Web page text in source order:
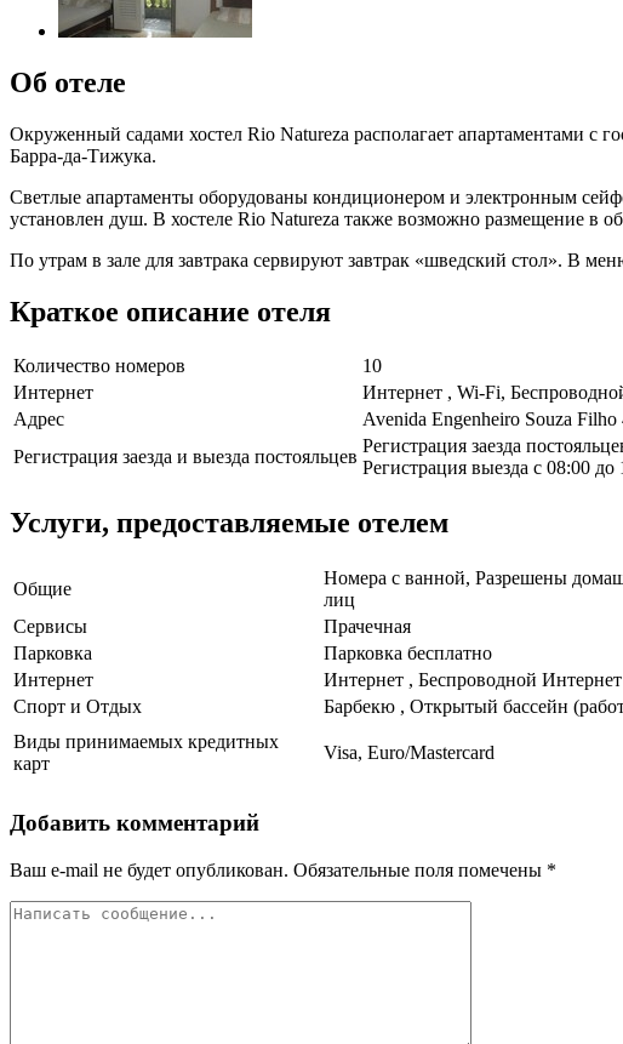
Об отеле
Окруженный садами хостел Rio Natureza располагает апартаментами
Барра-да-Тижука.
Светлые апартаменты оборудованы кондиционером и электронным
установлен душ. В хостеле Rio Natureza также возможно размещение в
По утрам в зале для завтрака сервируют завтрак «шведский стол». В
Краткое описание отеля
Количество номеров
10
Интернет
Интернет , Wi-Fi,
Адрес
Avenida Engenheiro Souza Filho
Регистрация заезда и выезда постояльцев
Регистрация заезда
Регистрация выезда с 08:00 до
Услуги, предоставляемые отелем
Общие
Номера с ванной, Разрешены
лиц
Сервисы
Прачечная
Парковка
Парковка бесплатно
Интернет
Интернет , Беспроводной
Спорт и Отдых
Барбекю , Открытый бассейн
Виды принимаемых кредитных
карт
Visa, Euro/Mastercard
Добавить комментарий
Ваш e-mail не будет опубликован. Обязательные поля помечены *